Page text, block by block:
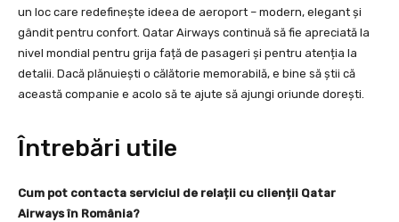
un loc care redefinește ideea de aeroport – modern, elegant și
gândit pentru confort. Qatar Airways continuă să fie apreciată la
nivel mondial pentru grija față de pasageri și pentru atenția la
detalii. Dacă plănuiești o călătorie memorabilă, e bine să știi că
această companie e acolo să te ajute să ajungi oriunde dorești.
Întrebări utile
Cum pot contacta serviciul de relații cu clienții Qatar
Airways în România?